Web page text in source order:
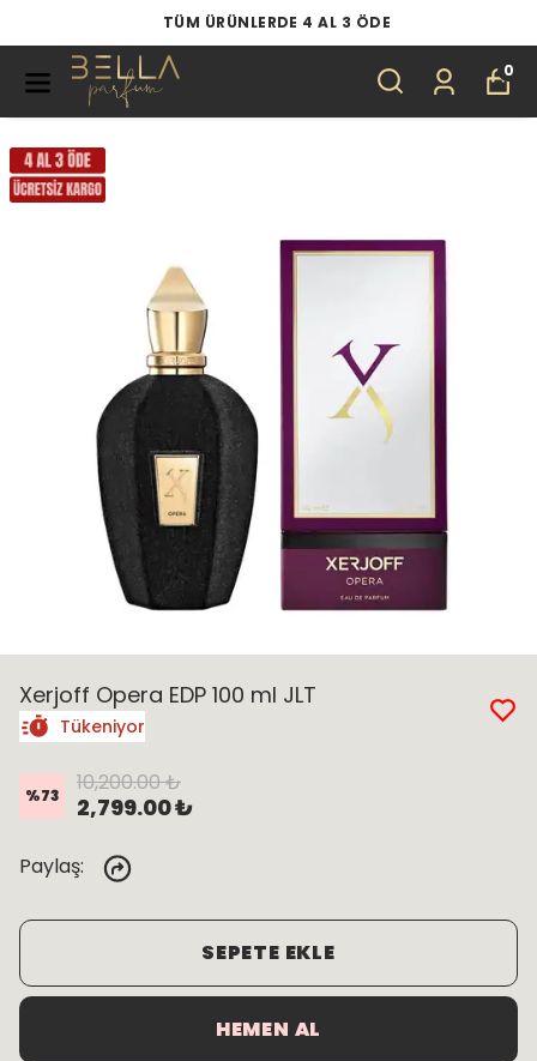
TÜM ÜRÜNLERDE 4 AL 3 ÖDE
0
Xerjoff Opera EDP 100 ml JLT
Tükeniyor
%73 10,200.00 ₺
2,799.00 ₺
Paylaş:
SEPETE EKLE
HEMEN AL